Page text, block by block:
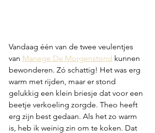
Vandaag één van de twee veulentjes
van Manege De Morgenstond kunnen
bewonderen. Zó schattig! Het was erg
warm met rijden, maar er stond
gelukkig een klein briesje dat voor een
beetje verkoeling zorgde. Theo heeft
erg zijn best gedaan. Als het zo warm
is, heb ik weinig zin om te koken. Dat